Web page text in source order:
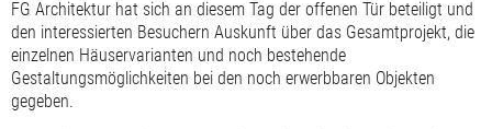
FG Architektur hat sich an diesem Tag der offenen Tür beteiligt und
den interessierten Besuchern Auskunft über das Gesamtprojekt, die
einzelnen Häuservarianten und noch bestehende
Gestaltungsmöglichkeiten bei den noch erwerbbaren Objekten
gegeben.